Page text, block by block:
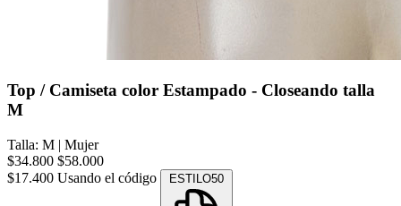
Top / Camiseta color Estampado - Closeando talla
M
Talla: M | Mujer
$34.800 $58.000
$17.400 Usando el código ESTILO50